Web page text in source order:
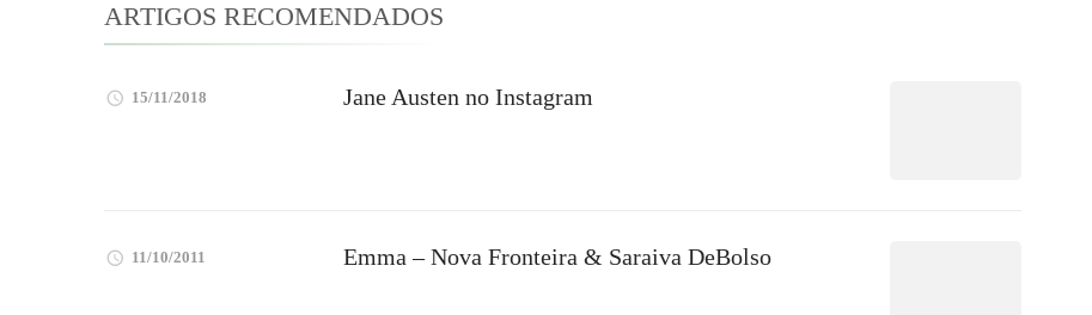
ARTIGOS RECOMENDADOS
15/11/2018 Jane Austen no Instagram
11/10/2011 Emma – Nova Fronteira & Saraiva DeBolso